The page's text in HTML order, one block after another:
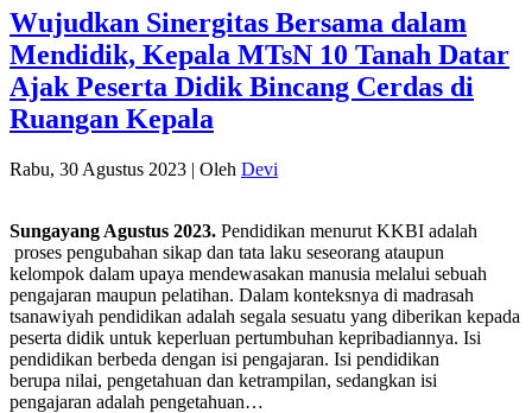
Wujudkan Sinergitas Bersama dalam
Mendidik, Kepala MTsN 10 Tanah Datar
Ajak Peserta Didik Bincang Cerdas di
Ruangan Kepala
Rabu, 30 Agustus 2023 | Oleh Devi
Sungayang Agustus 2023. Pendidikan menurut KKBI adalah
proses pengubahan sikap dan tata laku seseorang ataupun
kelompok dalam upaya mendewasakan manusia melalui sebuah
pengajaran maupun pelatihan. Dalam konteksnya di madrasah
tsanawiyah pendidikan adalah segala sesuatu yang diberikan kepada
peserta didik untuk keperluan pertumbuhan kepribadiannya. Isi
pendidikan berbeda dengan isi pengajaran. Isi pendidikan
berupa nilai, pengetahuan dan ketrampilan, sedangkan isi
pengajaran adalah pengetahuan…